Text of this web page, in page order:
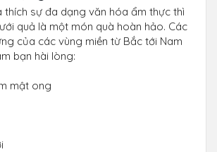
thích sự đa dạng văn hóa ẩm thực thì
quả là một món quà hoàn hảo. Các
của các vùng miền từ Bắc tới Nam
bạn hài lòng:
mật ong